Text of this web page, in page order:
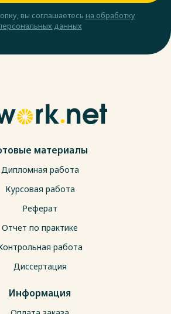
вы соглашаетесь на обработку
данных
материалы
Дипломная работа
Курсовая работа
Реферат
Отчет по практике
работа
Диссертация
Информация